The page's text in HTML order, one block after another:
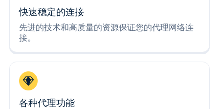
快速稳定的连接
先进的技术和高质量的资源保证您的代理网络连
接。
各种代理功能